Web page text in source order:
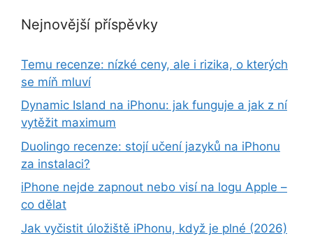
Nejnovější příspěvky
Temu recenze: nízké ceny, ale i rizika, o kterých
se míň mluví
Dynamic Island na iPhonu: jak funguje a jak z ní
vytěžit maximum
Duolingo recenze: stojí učení jazyků na iPhonu
za instalaci?
iPhone nejde zapnout nebo visí na logu Apple –
co dělat
Jak vyčistit úložiště iPhonu, když je plné (2026)